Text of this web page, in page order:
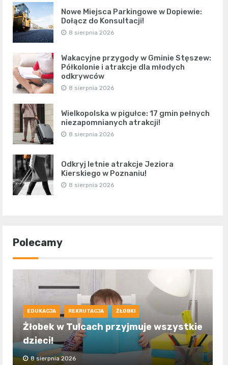
Nowe Miejsca Parkingowe w Dopiewie:
Dołącz do Konsultacji!
8 sierpnia 2026
Wakacyjne przygody w Gminie Stęszew:
Półkolonie i atrakcje dla młodych
odkrywców
8 sierpnia 2026
Wielkopolska w pigułce: 17 gmin pełnych
niezapomnianych atrakcji!
8 sierpnia 2026
Odkryj letnie atrakcje Jeziora
Kierskiego w Poznaniu!
8 sierpnia 2026
Polecamy
EDUKACJA REKRUTACJA ŻŁOBKI
Żłobek w Tulcach przyjmuje wszystkie
dzieci!
8 sierpnia 2026